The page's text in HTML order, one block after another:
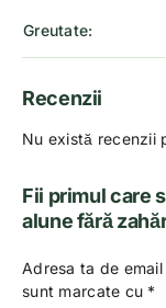
Greutate
Recenzii
Nu există recenzii
Fii primul care
alune fără
Adresa ta de
sunt marcate cu *